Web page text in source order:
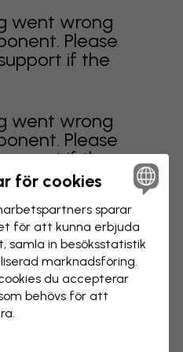
went wrong
Please
if the
went wrong
Please
if the
av 102 sidor
för cookies
sparar
för att kunna erbjuda
samla in besöks­statistik
marknads­föring.
du accepterar
behövs för att